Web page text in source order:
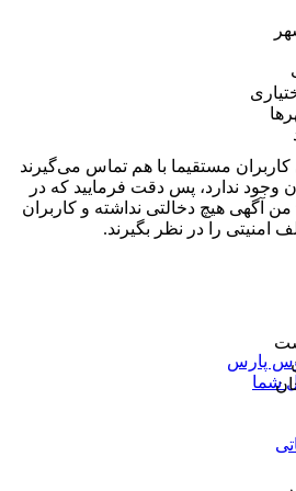
مستقیما با هم تماس می‌گیرند
وجود ندارد، پس دقت فرمایید که در
آگهی هیچ دخالتی نداشته و کاربران
امنیتی را در نظر بگیرند.
پارس
شما